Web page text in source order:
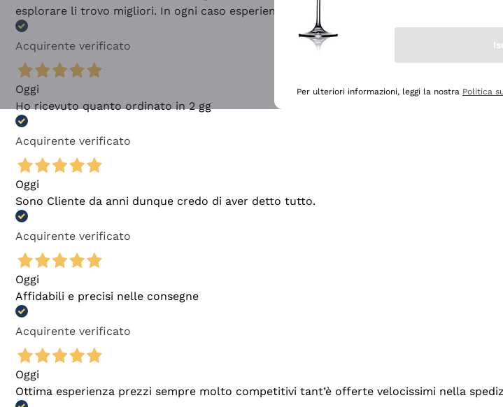
esplorare li trovo migliori. In ogni caso esperienza buona e lo consiglio! 👍
Acquirente verificato
Oggi
Ho ricevuto quanto ordinato in 2 gg
Acquirente verificato
Oggi
Sono Cliente da anni dunque credo di aver detto tutto.
Acquirente verificato
Oggi
Affidabili e precisi nelle consegne
Acquirente verificato
Oggi
Ottima esperienza prezzi sempre molto competitivi tant’è offerte velocissimi nella
Per ulteriori informazioni, leggi la nostra Politica